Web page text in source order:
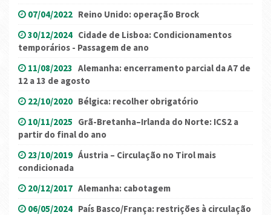
07/04/2022 Reino Unido: operação Brock
30/12/2024 Cidade de Lisboa: Condicionamentos
temporários - Passagem de ano
11/08/2023 Alemanha: encerramento parcial da A7 de
12 a 13 de agosto
22/10/2020 Bélgica: recolher obrigatório
10/11/2025 Grã-Bretanha–Irlanda do Norte: ICS2 a
partir do final do ano
23/10/2019 Áustria – Circulação no Tirol mais
condicionada
20/12/2017 Alemanha: cabotagem
06/05/2024 País Basco/França: restrições à circulação